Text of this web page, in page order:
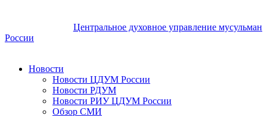
Центральное духовное управление мусульман
России
Новости
Новости ЦДУМ России
Новости РДУМ
Новости РИУ ЦДУМ России
Обзор СМИ